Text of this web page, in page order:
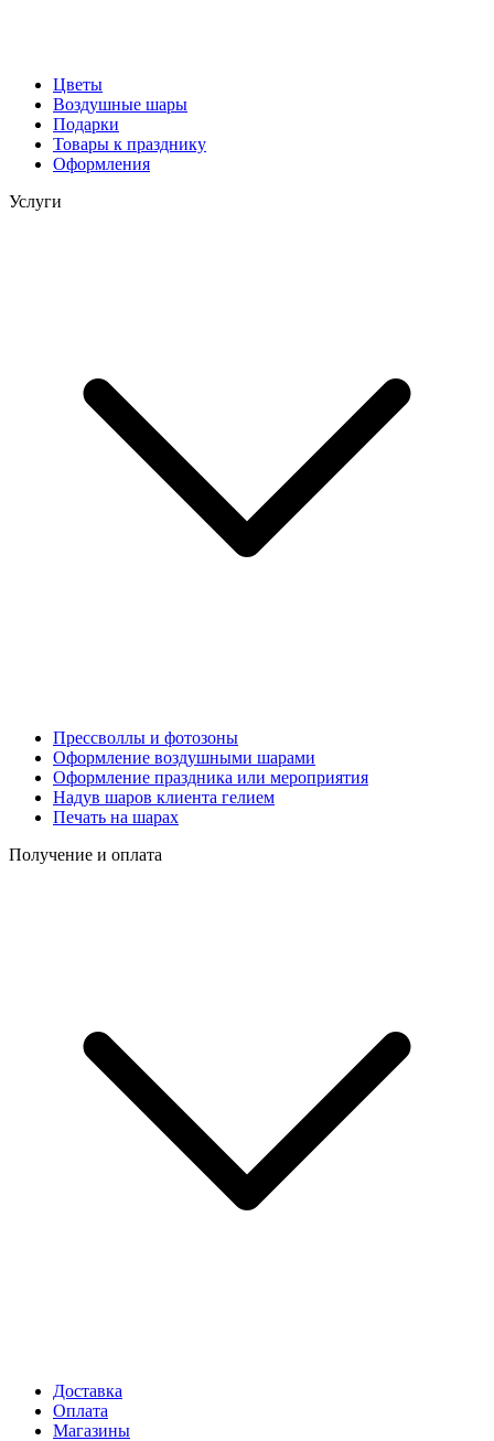
Цветы
Воздушные шары
Подарки
Товары к празднику
Оформления
Услуги
Прессволлы и фотозоны
Оформление воздушными шарами
Оформление праздника или мероприятия
Надув шаров клиента гелием
Печать на шарах
Получение и оплата
Доставка
Оплата
Магазины